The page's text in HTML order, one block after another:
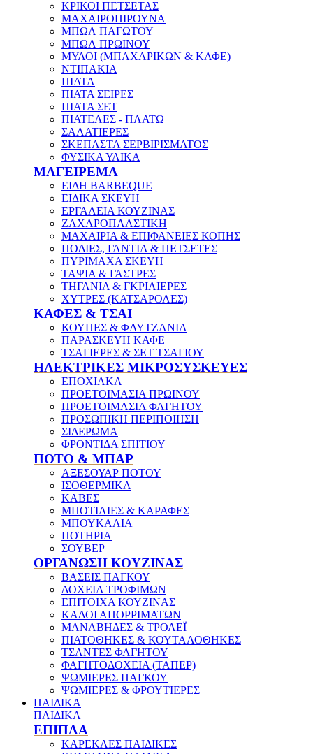
ΚΡΙΚΟΙ ΠΕΤΣΕΤΑΣ
ΜΑΧΑΙΡΟΠΙΡΟΥΝΑ
ΜΠΩΛ ΠΑΓΩΤΟΥ
ΜΠΩΛ ΠΡΩΙΝΟΥ
ΜΥΛΟΙ (ΜΠΑΧΑΡΙΚΩΝ & ΚΑΦΕ)
ΝΤΙΠΑΚΙΑ
ΠΙΑΤΑ
ΠΙΑΤΑ ΣΕΙΡΕΣ
ΠΙΑΤΑ ΣΕΤ
ΠΙΑΤΕΛΕΣ - ΠΛΑΤΩ
ΣΑΛΑΤΙΕΡΕΣ
ΣΚΕΠΑΣΤΑ ΣΕΡΒΙΡΙΣΜΑΤΟΣ
ΦΥΣΙΚΑ ΥΛΙΚΑ
ΜΑΓΕΙΡΕΜΑ
ΕΙΔΗ BARBEQUE
ΕΙΔΙΚΑ ΣΚΕΥΗ
ΕΡΓΑΛΕΙΑ ΚΟΥΖΙΝΑΣ
ΖΑΧΑΡΟΠΛΑΣΤΙΚΗ
ΜΑΧΑΙΡΙΑ & ΕΠΙΦΑΝΕΙΕΣ ΚΟΠΗΣ
ΠΟΔΙΕΣ, ΓΑΝΤΙΑ & ΠΕΤΣΕΤΕΣ
ΠΥΡΙΜΑΧΑ ΣΚΕΥΗ
ΤΑΨΙΑ & ΓΑΣΤΡΕΣ
ΤΗΓΑΝΙΑ & ΓΚΡΙΛΙΕΡΕΣ
ΧΥΤΡΕΣ (ΚΑΤΣΑΡΟΛΕΣ)
ΚΑΦΕΣ & ΤΣΑΙ
ΚΟΥΠΕΣ & ΦΛΥΤΖΑΝΙΑ
ΠΑΡΑΣΚΕΥΗ ΚΑΦΕ
ΤΣΑΓΙΕΡΕΣ & ΣΕΤ ΤΣΑΓΙΟΥ
ΗΛΕΚΤΡΙΚΕΣ ΜΙΚΡΟΣΥΣΚΕΥΕΣ
ΕΠΟΧΙΑΚΑ
ΠΡΟΕΤΟΙΜΑΣΙΑ ΠΡΩΙΝΟΥ
ΠΡΟΕΤΟΙΜΑΣΙΑ ΦΑΓΗΤΟΥ
ΠΡΟΣΩΠΙΚΗ ΠΕΡΙΠΟΙΗΣΗ
ΣΙΔΕΡΩΜΑ
ΦΡΟΝΤΙΔΑ ΣΠΙΤΙΟΥ
ΠΟΤΟ & ΜΠΑΡ
ΑΞΕΣΟΥΑΡ ΠΟΤΟΥ
ΙΣΟΘΕΡΜΙΚΑ
ΚΑΒΕΣ
ΜΠΟΤΙΛΙΕΣ & ΚΑΡΑΦΕΣ
ΜΠΟΥΚΑΛΙΑ
ΠΟΤΗΡΙΑ
ΣΟΥΒΕΡ
ΟΡΓΑΝΩΣΗ ΚΟΥΖΙΝΑΣ
ΒΑΣΕΙΣ ΠΑΓΚΟΥ
ΔΟΧΕΙΑ ΤΡΟΦΙΜΩΝ
ΕΠΙΤΟΙΧΑ ΚΟΥΖΙΝΑΣ
ΚΑΔΟΙ ΑΠΟΡΡΙΜΑΤΩΝ
ΜΑΝΑΒΗΔΕΣ & ΤΡΟΛΕΪ
ΠΙΑΤΟΘΗΚΕΣ & ΚΟΥΤΑΛΟΘΗΚΕΣ
ΤΣΑΝΤΕΣ ΦΑΓΗΤΟΥ
ΦΑΓΗΤΟΔΟΧΕΙΑ (ΤΑΠΕΡ)
ΨΩΜΙΕΡΕΣ ΠΑΓΚΟΥ
ΨΩΜΙΕΡΕΣ & ΦΡΟΥΤΙΕΡΕΣ
ΠΑΙΔΙΚΑ
ΠΑΙΔΙΚΑ
ΕΠΙΠΛΑ
ΚΑΡΕΚΛΕΣ ΠΑΙΔΙΚΕΣ